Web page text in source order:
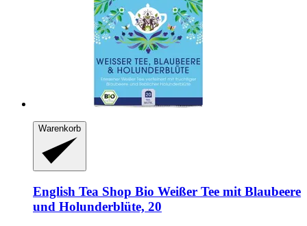
Warenkorb
English Tea Shop Bio Weißer Tee mit Blaubeere
und Holunderblüte, 20